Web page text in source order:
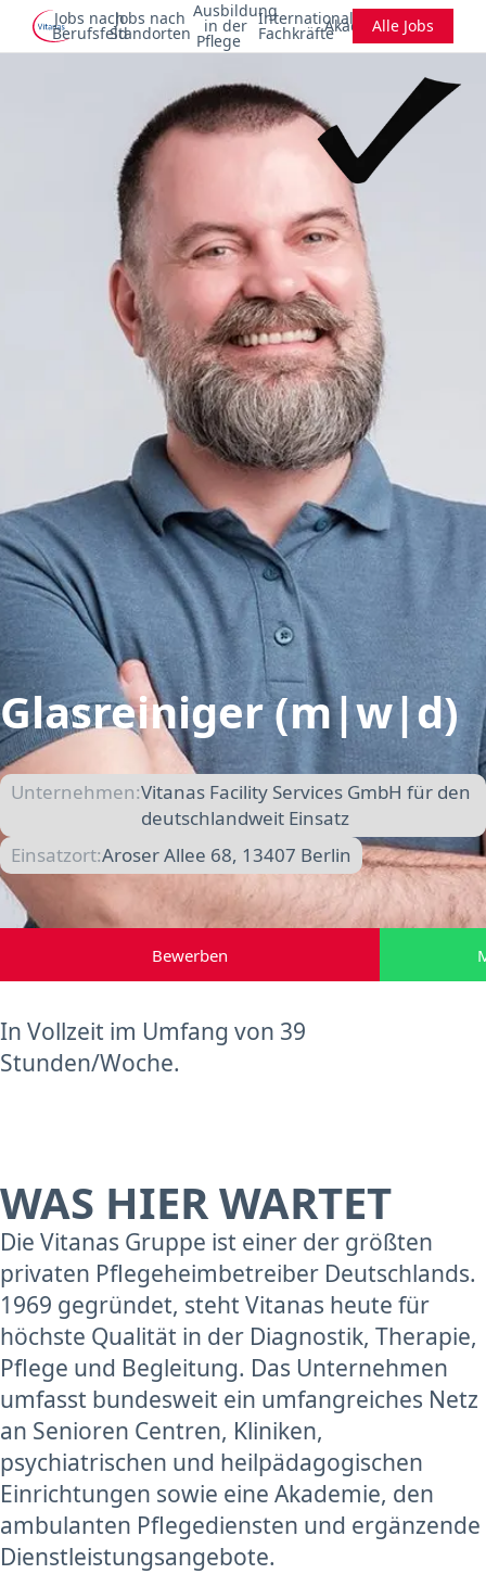
Jobs nach
Berufsfeld
Jobs nach
Standorten
Ausbildung
in der
Pflege
Internationale
FachkräfteAkademieAlle Jobs
Glasreiniger (m|w|d)
Unternehmen:Vitanas Facility Services GmbH für den
deutschlandweit Einsatz
Einsatzort:Aroser Allee 68, 13407 Berlin
Bewerben
In Vollzeit im Umfang von 39
Stunden/Woche.
WAS HIER WARTET
Die Vitanas Gruppe ist einer der größten
privaten Pflegeheimbetreiber Deutschlands.
1969 gegründet, steht Vitanas heute für
höchste Qualität in der Diagnostik, Therapie,
Pflege und Begleitung. Das Unternehmen
umfasst bundesweit ein umfangreiches Netz
an Senioren Centren, Kliniken,
psychiatrischen und heilpädagogischen
Einrichtungen sowie eine Akademie, den
ambulanten Pflegediensten und ergänzende
Dienstleistungsangebote.